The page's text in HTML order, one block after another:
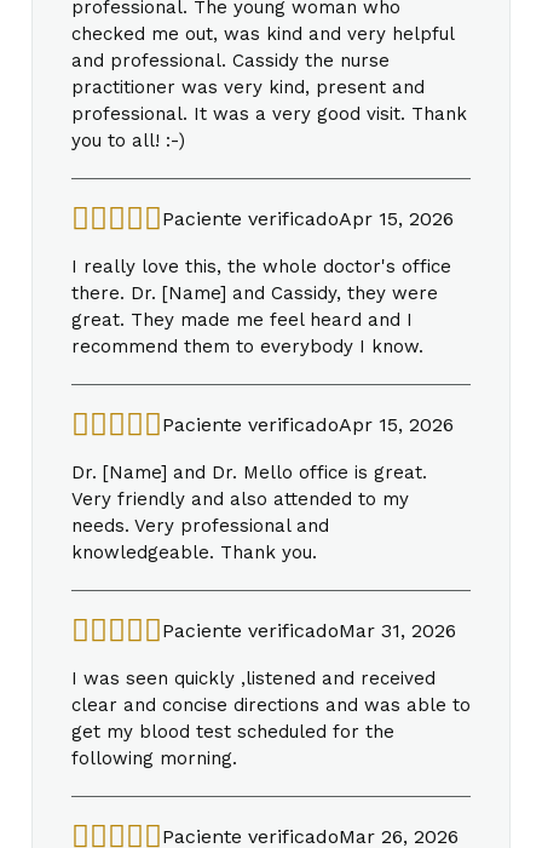
professional. The young woman who
checked me out, was kind and very helpful
and professional. Cassidy the nurse
practitioner was very kind, present and
professional. It was a very good visit. Thank
you to all! :-)
Paciente verificadoApr 15, 2026
I really love this, the whole doctor's office
there. Dr. [Name] and Cassidy, they were
great. They made me feel heard and I
recommend them to everybody I know.
Paciente verificadoApr 15, 2026
Dr. [Name] and Dr. Mello office is great.
Very friendly and also attended to my
needs. Very professional and
knowledgeable. Thank you.
Paciente verificadoMar 31, 2026
I was seen quickly ,listened and received
clear and concise directions and was able to
get my blood test scheduled for the
following morning.
Paciente verificadoMar 26, 2026